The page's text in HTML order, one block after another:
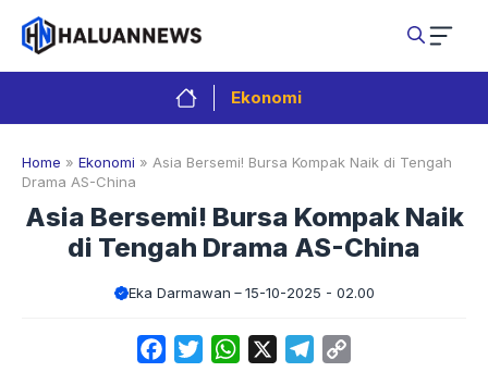
Langsung
isi
Ekonomi
Home » Ekonomi » Asia Bersemi! Bursa Kompak Naik di Tengah
Drama AS-China
Asia Bersemi! Bursa Kompak Naik
di Tengah Drama AS-China
Eka Darmawan 15-10-2025 - 02.00
FacebookTwitterWhatsApp Telegram